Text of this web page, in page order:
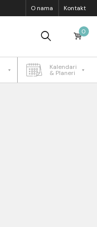
O nama Kontakt
0
Kalendari
& Planeri